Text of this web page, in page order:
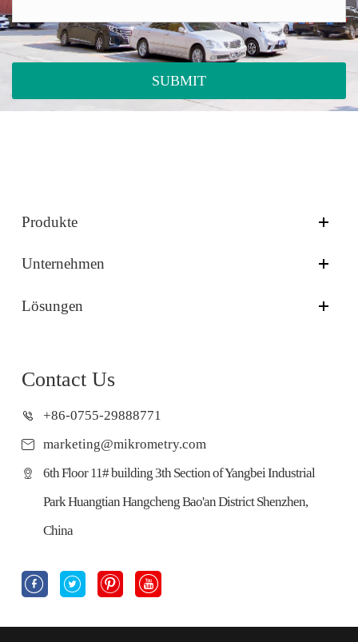
SUBMIT
Produkte
Unternehmen
Lösungen
Contact Us
+86-0755-29888771
marketing@mikrometry.com
6th Floor 11# building 3th Section of Yangbei Industrial
Park Huangtian Hangcheng Bao'an District Shenzhen,
China
   